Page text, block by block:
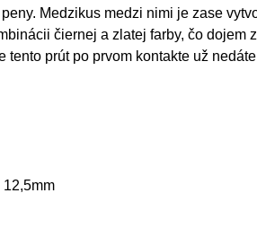
Medzikus medzi nimi je zase
čiernej a zlatej farby, čo
tento prút po prvom kontakte už